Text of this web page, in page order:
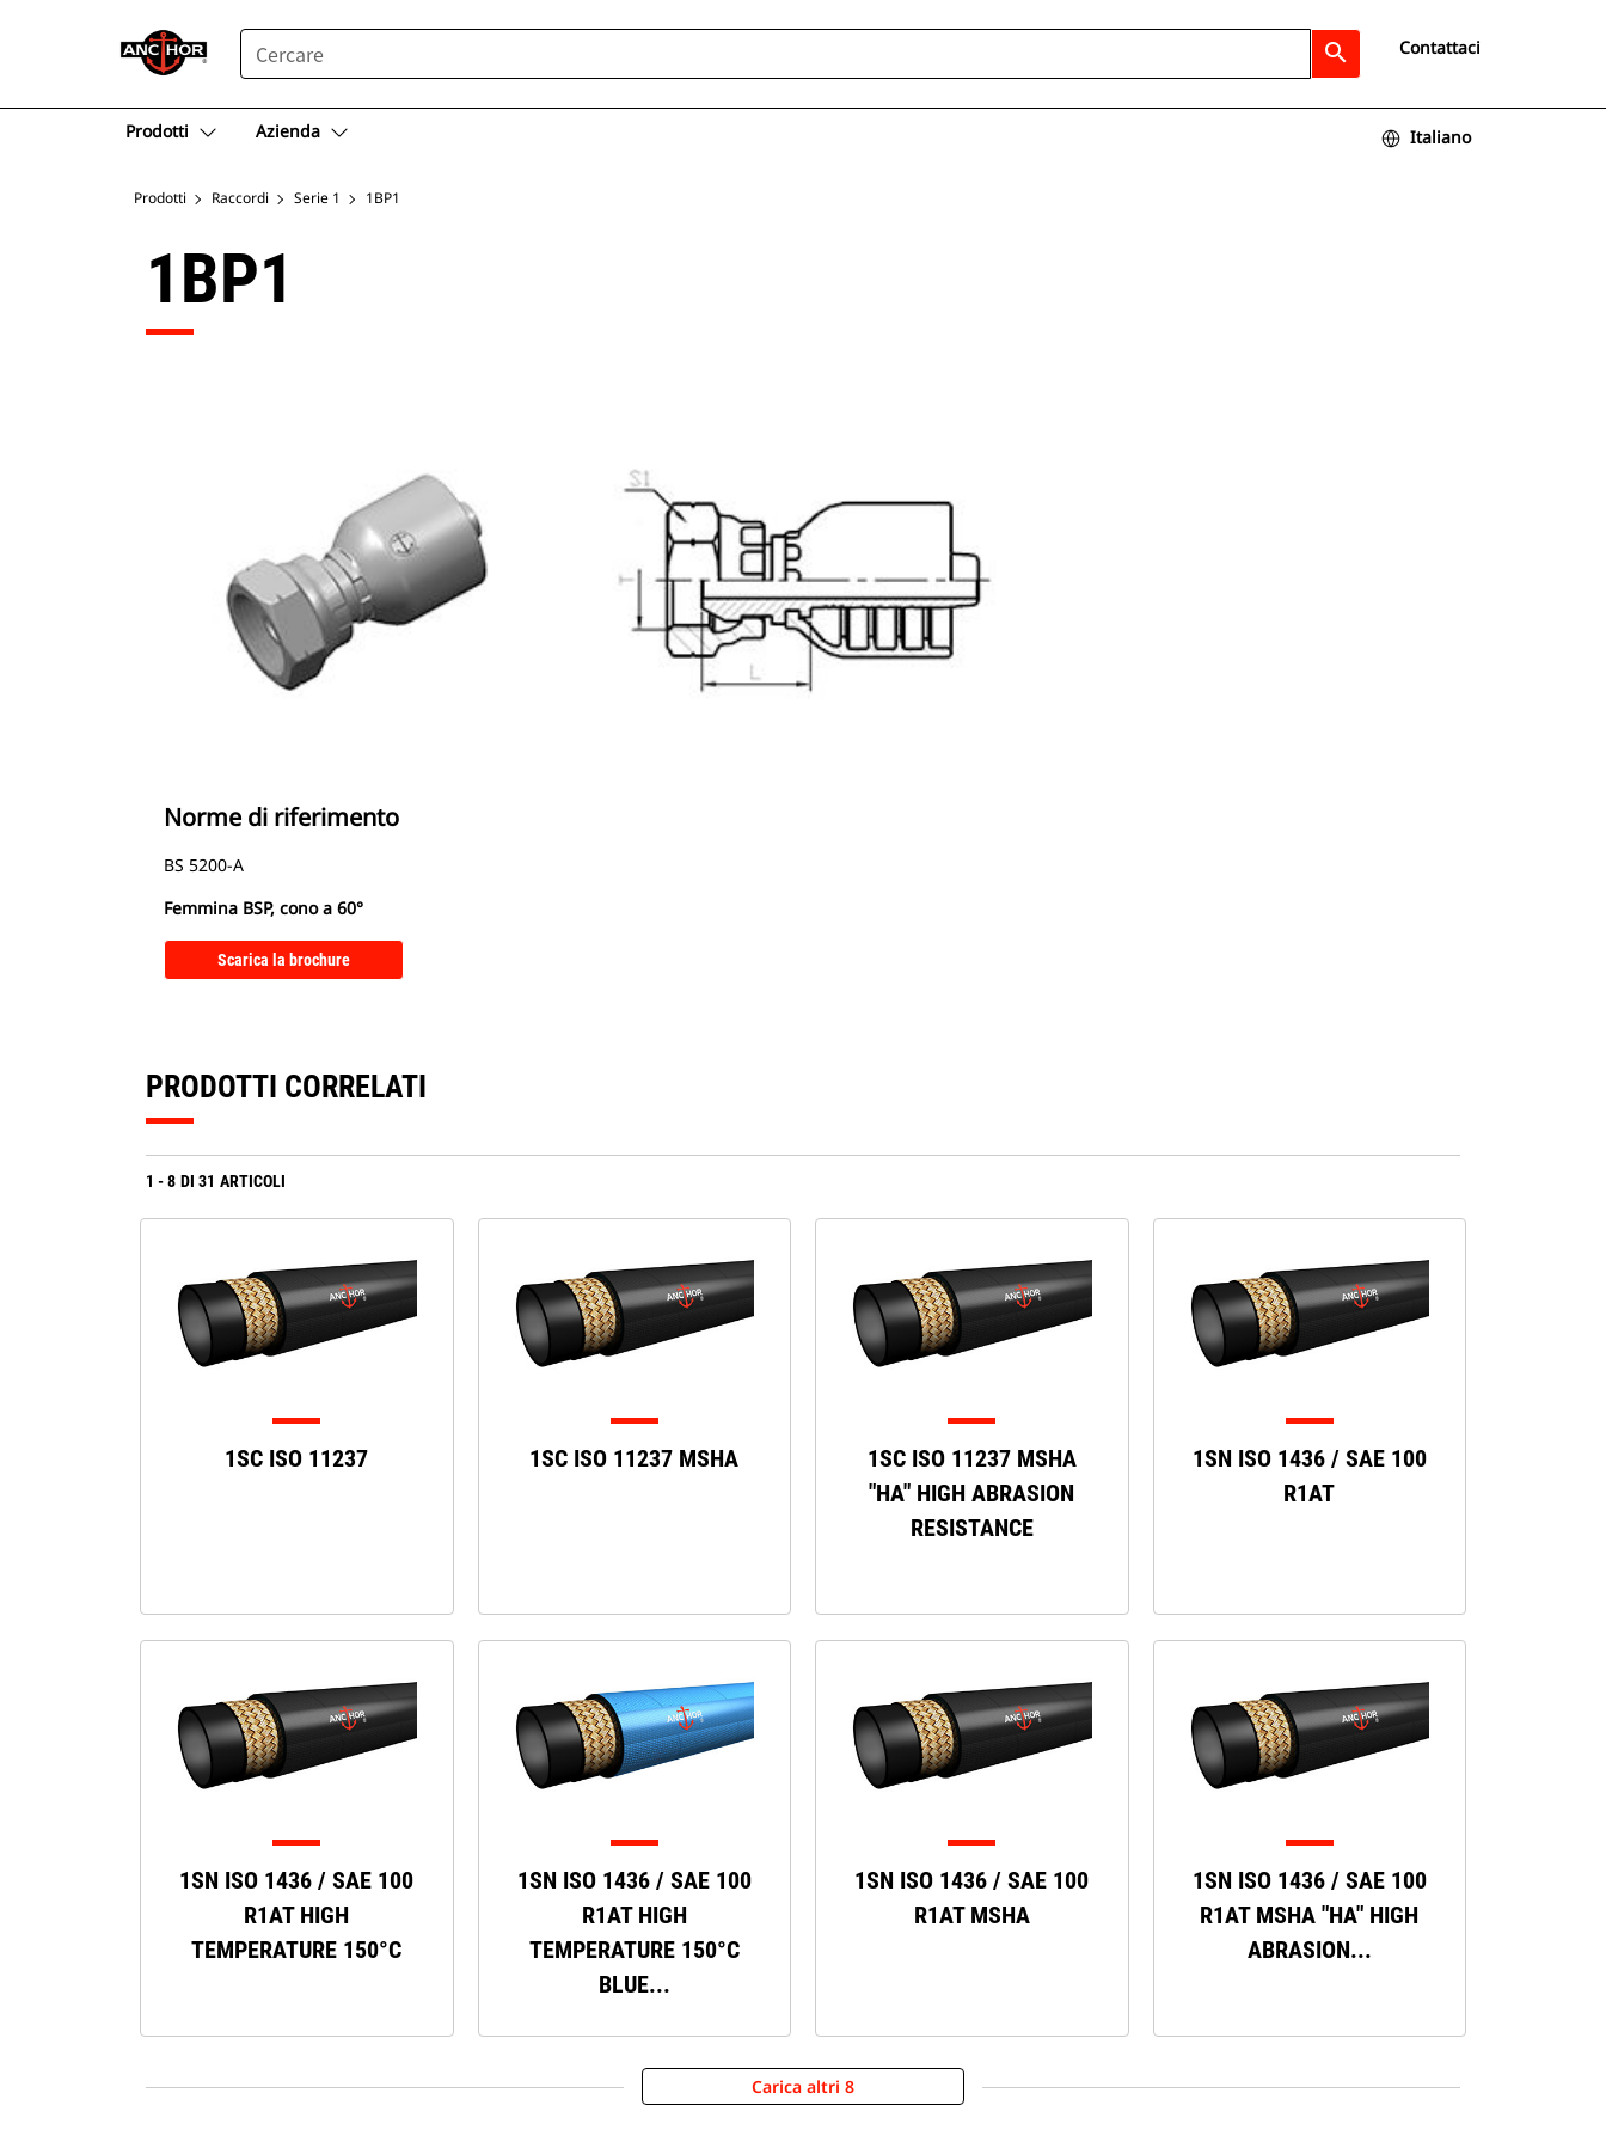
SEARCH search Contattaci
Prodotti Azienda Italiano
Prodotti Raccordi Serie 1 1BP1
1BP1
Norme di riferimento
BS 5200-A
Femmina BSP, cono a 60°
Scarica la brochure
PRODOTTI CORRELATI
1 -8 DI 31 ARTICOLI
1SC ISO 11237 1SC ISO 11237 MSHA
1SC ISO 11237 MSHA
"HA" HIGH ABRASION
RESISTANCE
1SN ISO 1436 / SAE 100
R1AT
1SN ISO 1436 / SAE 100
R1AT HIGH
TEMPERATURE 150°C
1SN ISO 1436 / SAE 100
R1AT HIGH
TEMPERATURE 150°C
BLUE...
1SN ISO 1436 / SAE 100
R1AT MSHA
1SN ISO 1436 / SAE 100
R1AT MSHA "HA" HIGH
ABRASION...
Carica altri 8